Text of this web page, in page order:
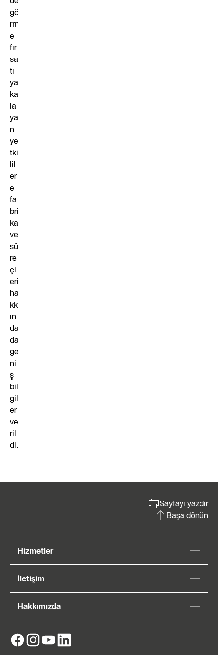
gö
rm
e
fır
sa
tı
ya
ka
la
ya
n
ye
tki
lil
er
e
fa
bri
ka
ve
sü
re
çl
eri
ha
kk
ın
da
da
ge
ni
ş
bil
gil
er
ve
ril
di.
Sayfayı yazdır
Başa dönün
Hizmetler
İletişim
Hakkımızda